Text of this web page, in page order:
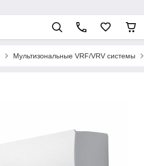
Мультизональные VRF/VRV системы